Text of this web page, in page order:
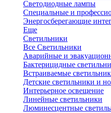
Светодиодные лампы
Специальные и
Энергосберегающие
Еще
Светильники
Все Светильники
Аварийные и
Бактерицидные
Встраиваемые
Детские светильники и
Интерьерное освещение
Линейные светильники
Люминесцентные